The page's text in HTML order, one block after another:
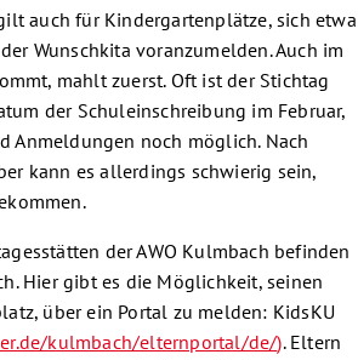
auch für Kindergartenplätze, sich etwa
Wunschkita voranzumelden. Auch im
mahlt zuerst. Oft ist der Stichtag
der Schuleinschreibung im Februar,
Anmeldungen noch möglich. Nach
kann es allerdings schwierig sein,
der AWO Kulmbach befinden
Hier gibt es die Möglichkeit, seinen
über ein Portal zu melden: KidsKU
kulmbach/elternportal/de/). Eltern